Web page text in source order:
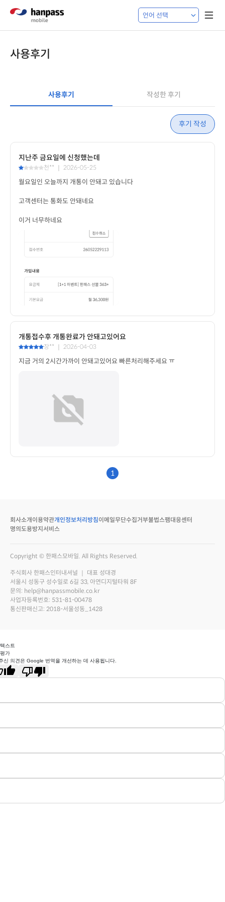
사용후기
사용후기 작성한 후기
후기 작성
지난주 금요일에 신청했는데
천** ｜ 2026-05-25
이거 너무하네요
개통접수후 개통완료가 안돼고있어요
장** ｜ 2026-04-03
지금 거의 2시간가까이 안돼고있어요 빠른처리해주세요 ㅠ
1
회사소개이용약관개인정보처리방침이메일무단수집거부불법스팸대응센터
명의도용방지서비스
Copyright © 한패스모바일. All Rights Reserved.
주식회사 한패스인터내셔널 ｜ 대표 성대경
서울시 성동구 성수일로 6길 33, 아연디지털타워 8F
문의: help@hanpassmobile.co.kr
사업자등록번호: 531-81-00478
통신판매신고: 2018-서울성동_1428
스트
가
신 의견은 Google 번역을 개선하는 데 사용됩니다.